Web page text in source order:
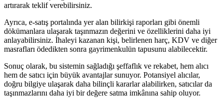
artırarak teklif verebilirsiniz.
Ayrıca, e-satış portalında yer alan bilirkişi raporları gibi önemli
dökümanlara ‌ulaşarak ⁢taşınmazın değerini ⁢ve⁣ özelliklerini daha iyi
anlayabilirsiniz. İhaleyi kazanan kişi, belirlenen harç, KDV ve ⁤diğer​
masrafları ödedikten sonra ⁢gayrimenkulün tapusunu alabilecektir.
Sonuç olarak, bu sistemin sağladığı⁤ şeffaflık⁤ ve rekabet, hem alıcı
hem de satıcı ‍için büyük avantajlar ⁢sunuyor. Potansiyel alıcılar,
doğru bilgiye⁤ ulaşarak daha bilinçli kararlar alabilirken, satıcılar da
taşınmazlarını daha ⁤iyi bir ‍değere satma imkânına sahip oluyor.